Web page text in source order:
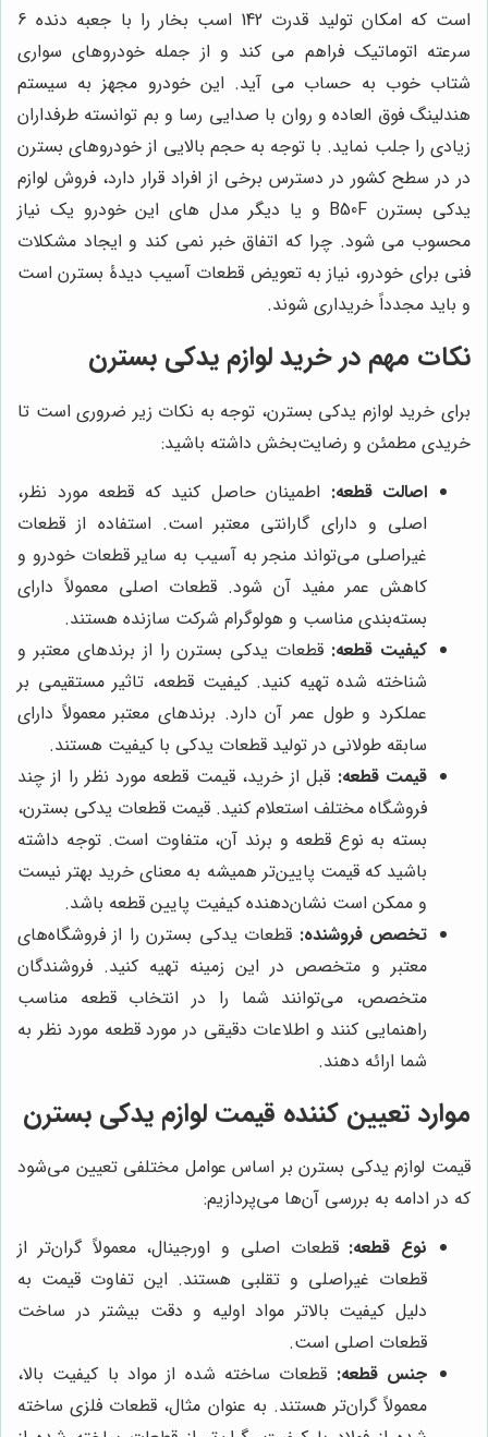
است که امکان تولید قدرت 142 اسب بخار را با جعبه دنده 6
سرعته اتوماتیک فراهم می کند و از جمله خودروهای سواری
شتاب خوب به حساب می آید. این خودرو مجهز به سیستم
هندلینگ فوق العاده و روان با صدایی رسا و بم توانسته طرفداران
زیادی را جلب نماید. با توجه به حجم بالایی از خودروهای بسترن
در در سطح کشور در دسترس برخی از افراد قرار دارد، فروش لوازم
یدکی بسترن B50F و یا دیگر مدل های این خودرو یک نیاز
محسوب می شود. چرا که اتفاق خبر نمی کند و ایجاد مشکلات
فنی برای خودرو، نیاز به تعویض قطعات آسیب دیدۀ بسترن است
و باید مجدداً خریداری شوند.
نکات مهم در خرید لوازم یدکی بسترن
برای خرید لوازم یدکی بسترن، توجه به نکات زیر ضروری است تا
خریدی مطمئن و رضایت‌بخش داشته باشید:
اصالت قطعه: اطمینان حاصل کنید که قطعه مورد نظر،
اصلی و دارای گارانتی معتبر است. استفاده از قطعات
غیراصلی می‌تواند منجر به آسیب به سایر قطعات خودرو و
کاهش عمر مفید آن شود. قطعات اصلی معمولاً دارای
بسته‌بندی مناسب و هولوگرام شرکت سازنده هستند.
کیفیت قطعه: قطعات یدکی بسترن را از برندهای معتبر و
شناخته شده تهیه کنید. کیفیت قطعه، تاثیر مستقیمی بر
عملکرد و طول عمر آن دارد. برندهای معتبر معمولاً دارای
سابقه طولانی در تولید قطعات یدکی با کیفیت هستند.
قیمت قطعه: قبل از خرید، قیمت قطعه مورد نظر را از چند
فروشگاه مختلف استعلام کنید. قیمت قطعات یدکی بسترن،
بسته به نوع قطعه و برند آن، متفاوت است. توجه داشته
باشید که قیمت پایین‌تر همیشه به معنای خرید بهتر نیست
و ممکن است نشان‌دهنده کیفیت پایین قطعه باشد.
تخصص فروشنده: قطعات یدکی بسترن را از فروشگاه‌های
معتبر و متخصص در این زمینه تهیه کنید. فروشندگان
متخصص، می‌توانند شما را در انتخاب قطعه مناسب
راهنمایی کنند و اطلاعات دقیقی در مورد قطعه مورد نظر به
شما ارائه دهند.
موارد تعیین کننده قیمت لوازم یدکی بسترن
قیمت لوازم یدکی بسترن بر اساس عوامل مختلفی تعیین می‌شود
که در ادامه به بررسی آن‌ها می‌پردازیم:
نوع قطعه: قطعات اصلی و اورجینال، معمولاً گران‌تر از
قطعات غیراصلی و تقلبی هستند. این تفاوت قیمت به
دلیل کیفیت بالاتر مواد اولیه و دقت بیشتر در ساخت
قطعات اصلی است.
جنس قطعه: قطعات ساخته شده از مواد با کیفیت بالا،
معمولاً گران‌تر هستند. به عنوان مثال، قطعات فلزی ساخته